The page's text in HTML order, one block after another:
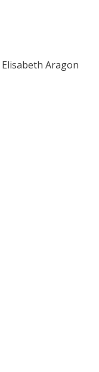
Aragon